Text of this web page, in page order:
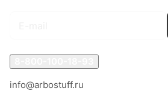
info@arbostuff.ru